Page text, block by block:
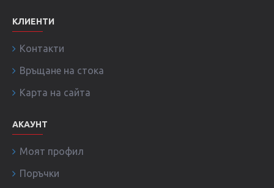
КЛИЕНТИ
Контакти
Връщане на стока
Карта на сайта
АКАУНТ
Моят профил
Поръчки